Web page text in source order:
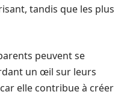
tandis que les plus
peuvent se
un œil sur leurs
elle contribue à créer